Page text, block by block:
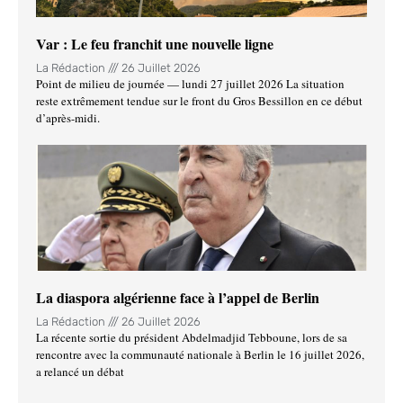
Var : Le feu franchit une nouvelle ligne
La Rédaction 26 Juillet 2026
Point de milieu de journée — lundi 27 juillet 2026 La situation
reste extrêmement tendue sur le front du Gros Bessillon en ce début
d’après-midi.
La diaspora algérienne face à l’appel de Berlin
La Rédaction 26 Juillet 2026
La récente sortie du président Abdelmadjid Tebboune, lors de sa
rencontre avec la communauté nationale à Berlin le 16 juillet 2026,
a relancé un débat